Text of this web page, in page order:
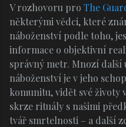
V rozhovoru pro The
některými vědci, které
náboženství podle toho,
informace o objektivní
správný metr. Mnozí další
náboženství je v jeho
komunitu, vidět své životy
skrze rituály s našimi
tvář smrtelnosti – a další